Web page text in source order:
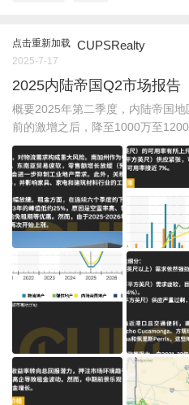
点击重新加载 CUPSRealty
2025-7-17
2025内陆帝国Q2市场报告
概要2025年第二季度，内陆帝国
前的激增之后，降至1000万至1200